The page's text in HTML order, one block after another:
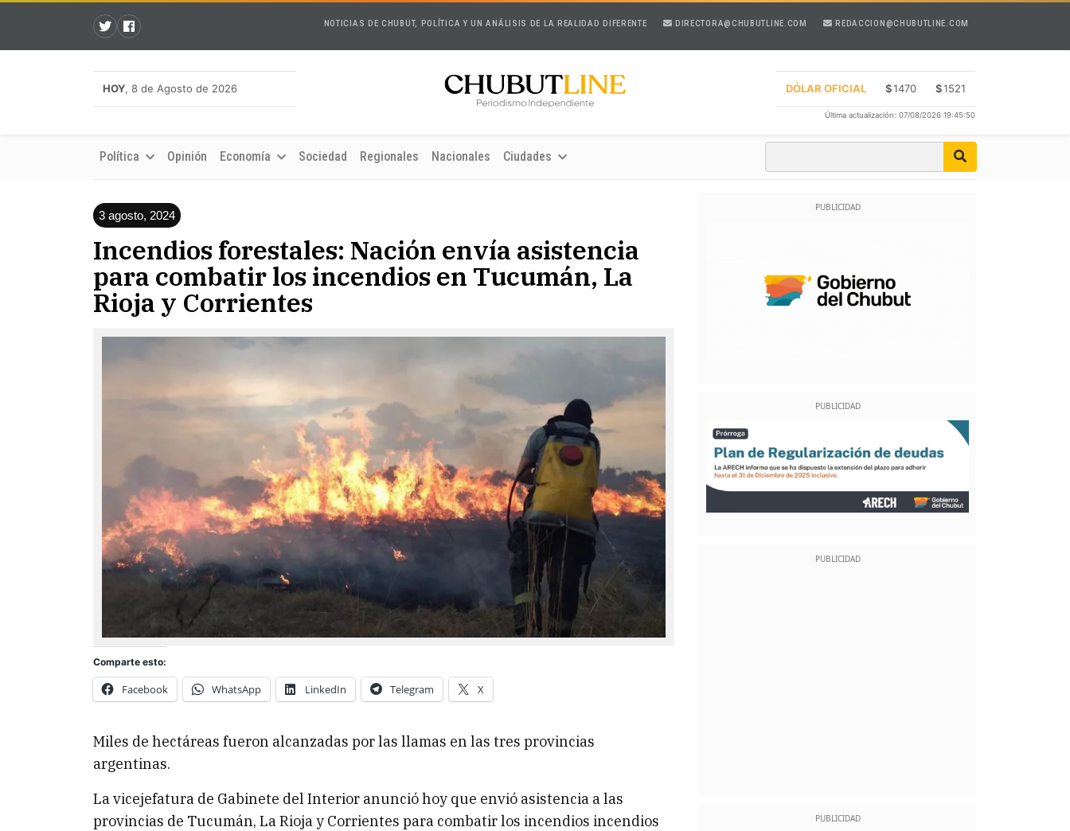
NOTICIAS DE CHUBUT, POLÍTICA Y UN ANÁLISIS DE LA REALIDAD DIFERENTE DIRECTORA@CHUBUTLINE.COM REDACCION@CHUBUTLINE.COM
HOY, 8 de Agosto de 2026 DÓLAR OFICIAL $1470 $1521
Última actualización: 07/08/2026 19:45:50
Política Opinión Economía Sociedad Regionales Nacionales Ciudades
3 agosto, 2024
Incendios forestales: Nación envía asistencia
para combatir los incendios en Tucumán, La
Rioja y Corrientes
Comparte esto:
Facebook WhatsApp LinkedIn Telegram X
Miles de hectáreas fueron alcanzadas por las llamas en las tres provincias
argentinas.
La vicejefatura de Gabinete del Interior anunció hoy que envió asistencia a las
provincias de Tucumán, La Rioja y Corrientes para combatir los incendios incendios